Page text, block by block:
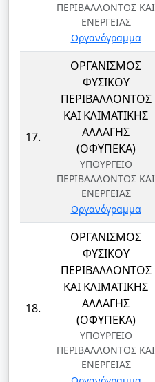
ΠΕΡΙΒΑΛΛΟΝΤΟΣ ΚΑΙ
ΕΝΕΡΓΕΙΑΣ
Οργανόγραμμα
17.
ΟΡΓΑΝΙΣΜΟΣ
ΦΥΣΙΚΟΥ
ΠΕΡΙΒΑΛΛΟΝΤΟΣ
ΚΑΙ ΚΛΙΜΑΤΙΚΗΣ
ΑΛΛΑΓΗΣ
(ΟΦΥΠΕΚΑ)
ΥΠΟΥΡΓΕΙΟ
ΠΕΡΙΒΑΛΛΟΝΤΟΣ ΚΑΙ
ΕΝΕΡΓΕΙΑΣ
Οργανόγραμμα
18.
ΟΡΓΑΝΙΣΜΟΣ
ΦΥΣΙΚΟΥ
ΠΕΡΙΒΑΛΛΟΝΤΟΣ
ΚΑΙ ΚΛΙΜΑΤΙΚΗΣ
ΑΛΛΑΓΗΣ
(ΟΦΥΠΕΚΑ)
ΥΠΟΥΡΓΕΙΟ
ΠΕΡΙΒΑΛΛΟΝΤΟΣ ΚΑΙ
ΕΝΕΡΓΕΙΑΣ